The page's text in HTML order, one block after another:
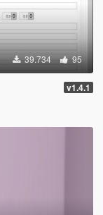
39.734 95
v1.4.1